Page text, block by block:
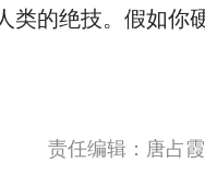
类的绝技。假如你
责任编辑：唐占霞